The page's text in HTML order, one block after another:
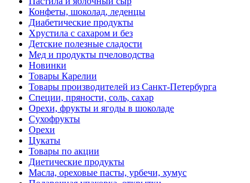
Конфеты, шоколад, леденцы
Диабетические продукты
Хрустила с сахаром и без
Детские полезные сладости
Мед и продукты пчеловодства
Новинки
Товары Карелии
Товары производителей из Санкт-Петербурга
Специи, пряности, соль, сахар
Орехи, фрукты и ягоды в шоколаде
Сухофрукты
Орехи
Цукаты
Товары по акции
Диетические продукты
Масла, ореховые пасты, урбечи, хумус